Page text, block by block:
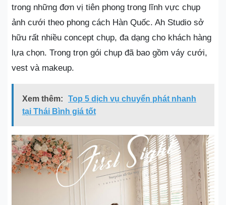
trong những đơn vị tiên phong trong lĩnh vực chụp
ảnh cưới theo phong cách Hàn Quốc. Ah Studio sở
hữu rất nhiều concept chụp, đa dạng cho khách hàng
lựa chọn. Trong trọn gói chụp đã bao gồm váy cưới,
vest và makeup.
Xem thêm:
Top 5 dịch vụ chuyển phát nhanh
tại Thái Bình giá tốt